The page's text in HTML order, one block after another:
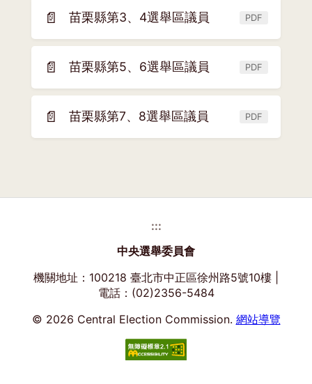
新
視
窗)
📄 苗栗縣第3、4選舉區議員 PDF
(另
開
新
視
窗)
📄 苗栗縣第5、6選舉區議員 PDF
(另
開
新
視
窗)
📄 苗栗縣第7、8選舉區議員 PDF
(另
開
:::
中央選舉委員會
機關地址：100218 臺北市中正區徐州路5號10樓 |
電話：(02)2356-5484
© 2026 Central Election Commission. 網站導覽